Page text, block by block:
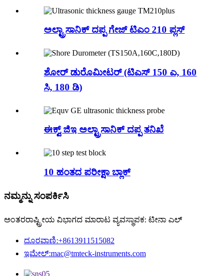
ಅಲ್ಟ್ರಾಸಾನಿಕ್ ದಪ್ಪ ಗೇಜ್ ಟಿಎಂ 210 ಪ್ಲಸ್
ಶೋರ್ ಡುರೊಮೀಟರ್ (ಟಿಎಸ್ 150 ಎ, 160
ಸಿ, 180 ಡಿ)
ಈಕ್ವ್ ಜಿಇ ಅಲ್ಟ್ರಾಸಾನಿಕ್ ದಪ್ಪ ತನಿಖೆ
10 ಹಂತದ ಪರೀಕ್ಷಾ ಬ್ಲಾಕ್
ನಮ್ಮನ್ನು ಸಂಪರ್ಕಿಸಿ
ಅಂತರರಾಷ್ಟ್ರೀಯ ವಿಭಾಗದ ಮಾರಾಟ ವ್ಯವಸ್ಥಾಪಕ: ಟೀನಾ ಎಲ್
ದೂರವಾಣಿ:+8613911515082
ಇಮೇಲ್:mac@tmteck-instruments.com